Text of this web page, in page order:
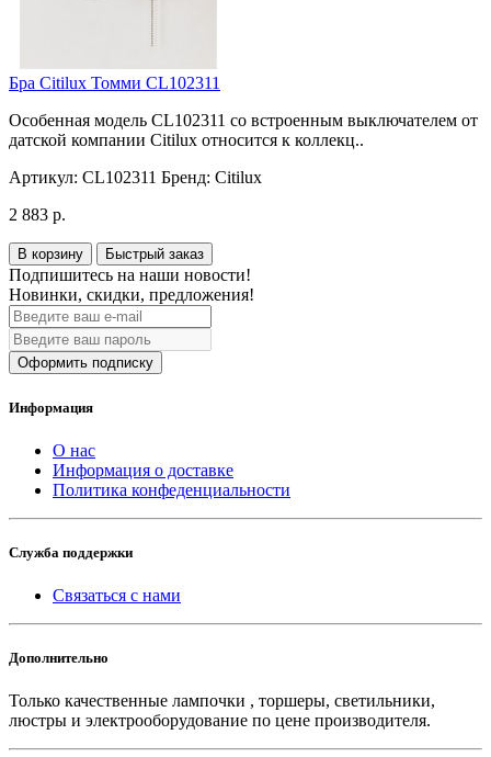
Бра Citilux Томми CL102311
Особенная модель CL102311 со встроенным выключателем от
датской компании Citilux относится к коллекц..
Артикул: CL102311 Бренд: Citilux
2 883 р.
В корзину Быстрый заказ
Подпишитесь на наши новости!
Новинки, скидки, предложения!
Оформить подписку
Информация
О нас
Информация о доставке
Политика конфеденциальности
Служба поддержки
Связаться с нами
Дополнительно
Только качественные лампочки , торшеры, светильники,
люстры и электрооборудование по цене производителя.